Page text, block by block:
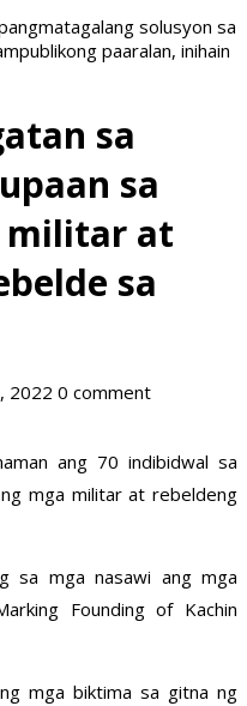
solusyon sa
paaralan, inihain
sa
sa
militar at
sa
2022 0 comment
ang 70 indibidwal sa
mga militar at rebeldeng
sa mga nasawi ang mga
Founding of Kachin
mga biktima sa gitna ng